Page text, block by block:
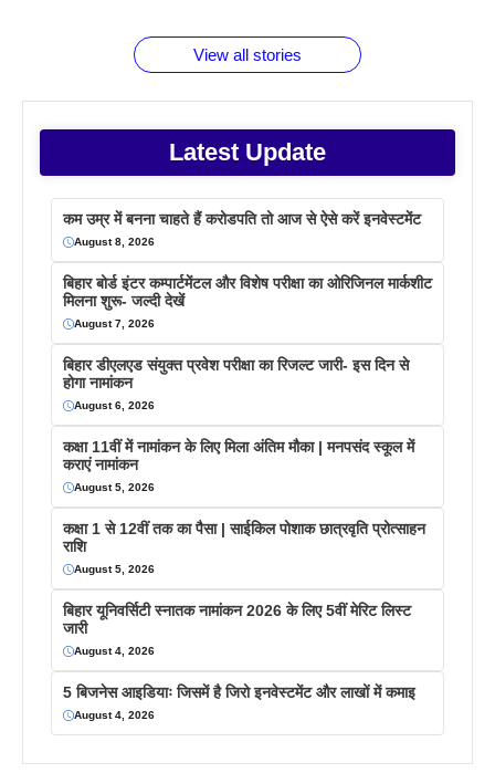
View all stories
Latest Update
कम उम्र में बनना चाहते हैं करोडपति तो आज से ऐसे करें इनवेस्टमेंट
August 8, 2026
बिहार बोर्ड इंटर कम्पार्टमेंटल और विशेष परीक्षा का ओरिजिनल मार्कशीट
मिलना शुरू- जल्दी देखें
August 7, 2026
बिहार डीएलएड संयुक्त प्रवेश परीक्षा का रिजल्ट जारी- इस दिन से
होगा नामांकन
August 6, 2026
कक्षा 11वीं में नामांकन के लिए मिला अंतिम मौका | मनपसंद स्कूल में
कराएं नामांकन
August 5, 2026
कक्षा 1 से 12वीं तक का पैसा | साईकिल पोशाक छात्रवृति प्रोत्साहन
राशि
August 5, 2026
बिहार यूनिवर्सिटी स्नातक नामांकन 2026 के लिए 5वीं मेरिट लिस्ट
जारी
August 4, 2026
5 बिजनेस आइडियाः जिसमें है जिरो इनवेस्टमेंट और लाखों में कमाइ
August 4, 2026